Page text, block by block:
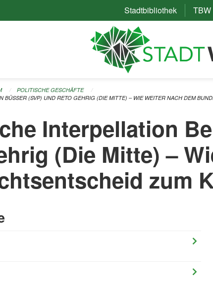
Stadtbibliothek(External
TBW
POLITISCHE GESCHÄFTE
BÜSSER (SVP) UND RETO GEHRIG (DIE MITTE) – WIE WEITER NACH DEM
Interpellation
(Die Mitte) –
zum